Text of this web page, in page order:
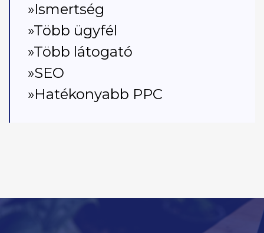
»Ismertség
»Több ügyfél
»Több látogató
»SEO
»Hatékonyabb PPC